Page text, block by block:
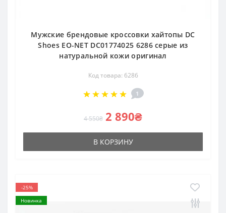
Мужские брендовые кроссовки хайтопы DC
Shoes EO-NET DC01774025 6286 серые из
натуральной кожи оригинал
Код товара: 6286
1
4 550₴ 2 890₴
В КОРЗИНУ
-25%
Новинка